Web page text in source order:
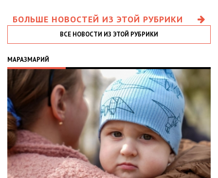
БОЛЬШЕ НОВОСТЕЙ ИЗ ЭТОЙ РУБРИКИ
ВСЕ НОВОСТИ ИЗ ЭТОЙ РУБРИКИ
МАРАЗМАРИЙ